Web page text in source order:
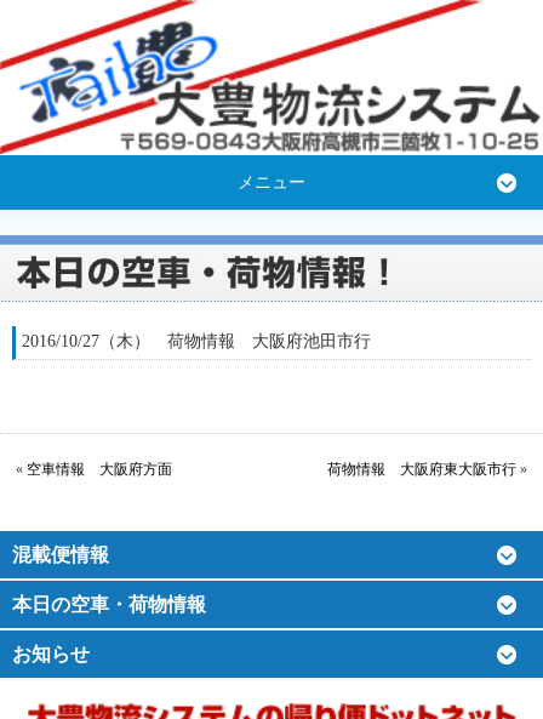
メニュー
2016/10/27（木） 荷物情報 大阪府池田市行
« 空車情報 大阪府方面 荷物情報 大阪府東大阪市行 »
混載便情報
本日の空車・荷物情報
お知らせ